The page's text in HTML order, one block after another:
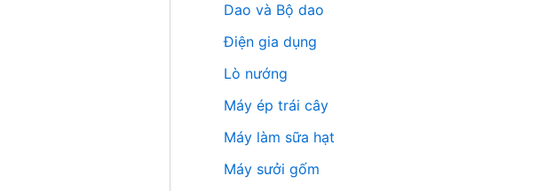
Dao và Bộ dao
Điện gia dụng
Lò nướng
Máy ép trái cây
Máy làm sữa hạt
Máy sưởi gốm